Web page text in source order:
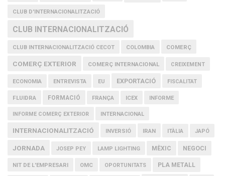
CLUB D'INTERNACIONALITZACIÓ
CLUB INTERNACIONALITZACIÓ
CLUB INTERNACIONALITZACIÓ CECOT COLOMBIA COMERÇ
COMERÇ EXTERIOR COMERÇ INTERNACIONAL CREIXEMENT
ECONOMIA ENTREVISTA EU EXPORTACIÓ FISCALITAT
FLUIDRA FORMACIÓ FRANÇA ICEX INFORME
INFORME COMERÇ EXTERIOR INTERNACIONAL
INTERNACIONALITZACIÓ INVERSIÓ IRAN ITÀLIA JAPÓ
JORNADA JOSEP PEY LAMP LIGHTING MÈXIC NEGOCI
NIT DE L'EMPRESARI OMC OPORTUNITATS PLA METALL